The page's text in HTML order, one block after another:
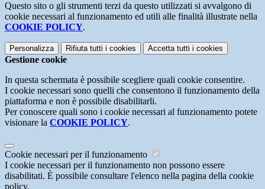
Questo sito o gli strumenti terzi da questo utilizzati si avvalgono di
cookie necessari al funzionamento ed utili alle finalità illustrate nella
COOKIE POLICY.
Personalizza Rifiuta tutti i cookies Accetta tutti i cookies
Gestione cookie
In questa schermata è possibile scegliere quali cookie consentire.
I cookie necessari sono quelli che consentono il funzionamento della
piattaforma e non è possibile disabilitarli.
Per conoscere quali sono i cookie necessari al funzionamento potete
visionare la COOKIE POLICY.
Cookie necessari per il funzionamento
I cookie necessari per il funzionamento non possono essere
disabilitati. È possibile consultare l'elenco nella pagina della cookie
policy.